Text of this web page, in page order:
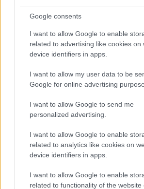
Google consents
I want to allow Google to enable
related to advertising like cookies on
device identifiers in apps.
I want to allow my user data to be
Google for online advertising
I want to allow Google to send me
personalized advertising.
I want to allow Google to enable
related to analytics like cookies on
device identifiers in apps.
I want to allow Google to enable
related to functionality of the website
6 agosto 1945: il bombardamento
Hiroshima e Nagasaki
Beatrice Bonaventura · 6 Ago 2026
PEOPLE
Role Model e Dakota Johnson: la